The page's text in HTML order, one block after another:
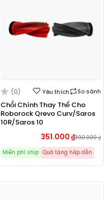
(0) Yêu thích So sánh
Chổi Chính Thay Thế Cho
Roborock Qrevo Curv/Saros
10R/Saros 10
390.000₫
351.000 ₫
Miễn phí ship Quà tặng hấp dẫn